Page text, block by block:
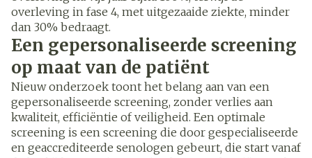
overleving in fase 4, met uitgezaaide ziekte, minder
dan 30% bedraagt.
Een gepersonaliseerde screening
op maat van de patiënt
Nieuw onderzoek toont het belang aan van een
gepersonaliseerde screening, zonder verlies aan
kwaliteit, efficiëntie of veiligheid. Een optimale
screening is een screening die door gespecialiseerde
en geaccrediteerde senologen gebeurt, die start vanaf